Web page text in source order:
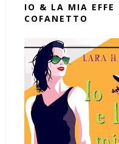
IO & LA MIA
COFANETTO